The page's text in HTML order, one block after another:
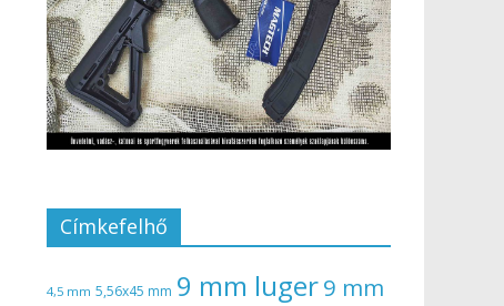
Címkefelhő
4,5 mm 5,56x45 mm 9 mm luger9 mm